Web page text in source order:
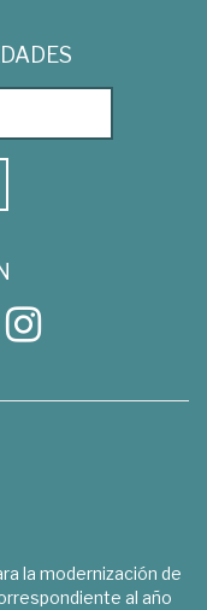
la modernización de
al año